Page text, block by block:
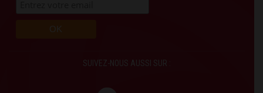
SUIVEZ-NOUS AUSSI SUR :